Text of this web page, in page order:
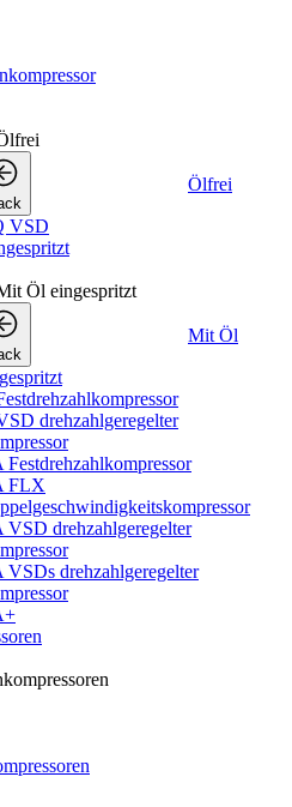
Ölfrei
VSD
Öl eingespritzt
Mit Öl
drehzahlgeregelter
Festdrehzahlkompressor
FLX
VSD drehzahlgeregelter
VSDs drehzahlgeregelter